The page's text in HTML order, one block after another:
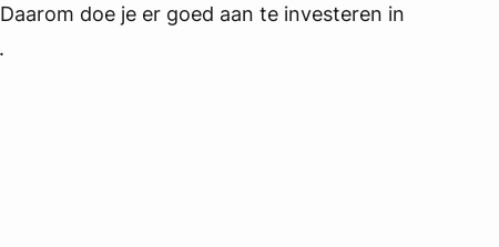
doe je er goed aan te investeren in